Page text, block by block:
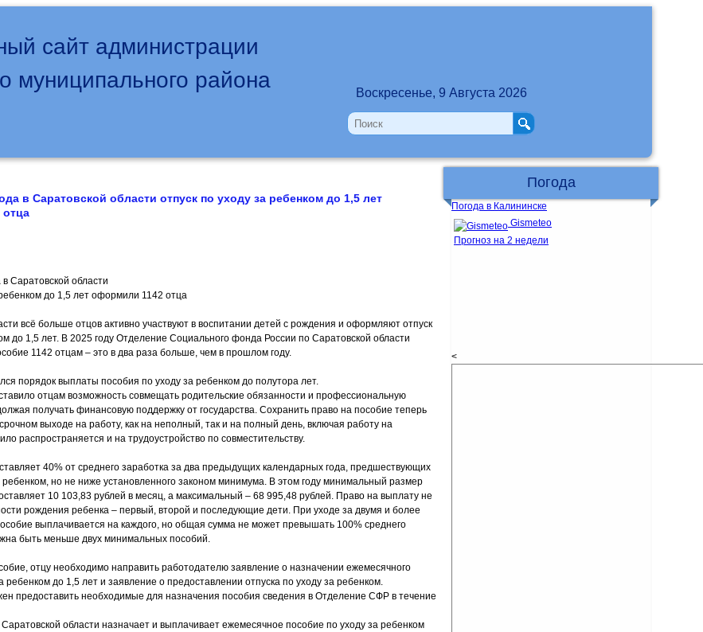
сайт администрации
муниципального района
Воскресенье, 9 Августа 2026
в Саратовской области отпуск по уходу за ребенком до 1,5 лет
Саратовской области
до 1,5 лет оформили 1142 отца
всё больше отцов активно участвуют в воспитании детей с рождения и оформляют отпуск
до 1,5 лет. В 2025 году Отделение Социального фонда России по Саратовской области
1142 отцам – это в два раза больше, чем в прошлом году.
порядок выплаты пособия по уходу за ребенком до полутора лет.
отцам возможность совмещать родительские обязанности и профессиональную
получать финансовую поддержку от государства. Сохранить право на пособие теперь
выходе на работу, как на неполный, так и на полный день, включая работу на
распространяется и на трудоустройство по совместительству.
40% от среднего заработка за два предыдущих календарных года, предшествующих
ребенком, но не ниже установленного законом минимума. В этом году минимальный размер
10 103,83 рублей в месяц, а максимальный – 68 995,48 рублей. Право на выплату не
рождения ребенка – первый, второй и последующие дети. При уходе за двумя и более
выплачивается на каждого, но общая сумма не может превышать 100% среднего
быть меньше двух минимальных пособий.
отцу необходимо направить работодателю заявление о назначении ежемесячного
ребенком до 1,5 лет и заявление о предоставлении отпуска по уходу за ребенком.
предоставить необходимые для назначения пособия сведения в Отделение СФР в течение
области назначает и выплачивает ежемесячное пособие по уходу за ребенком
Погода
Погода в Калининске
Gismeteo
Прогноз на 2 недели
<